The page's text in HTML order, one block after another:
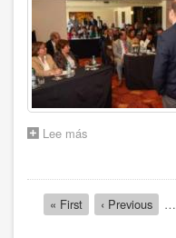
Lee más
RESULTADOS
DE
LA
Paginación
Primera
página
« First
Página
anterior
‹ Previous …